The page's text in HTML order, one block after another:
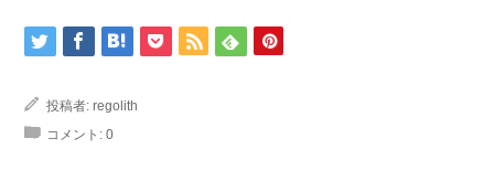
投稿者: regolith
コメント: 0